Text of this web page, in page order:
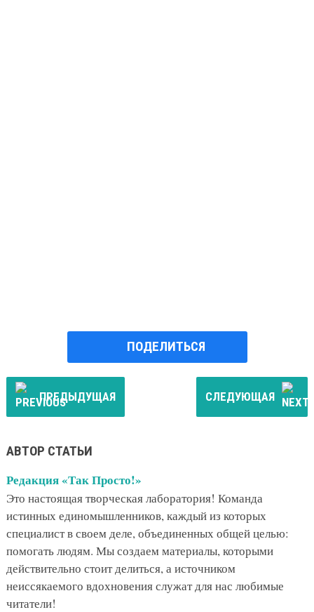
ПОДЕЛИТЬСЯ
ПРЕДЫДУЩАЯ СЛЕДУЮЩАЯ
АВТОР СТАТЬИ
Редакция «Так Просто!»
Это настоящая творческая лаборатория! Команда
истинных единомышленников, каждый из которых
специалист в своем деле, объединенных общей целью:
помогать людям. Мы создаем материалы, которыми
действительно стоит делиться, а источником
неиссякаемого вдохновения служат для нас любимые
читатели!